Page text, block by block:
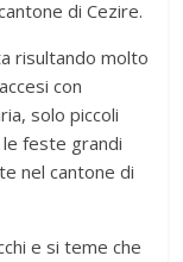
di Cezire.
risultando molto
con
solo piccoli
feste grandi
nel cantone di
e si teme che